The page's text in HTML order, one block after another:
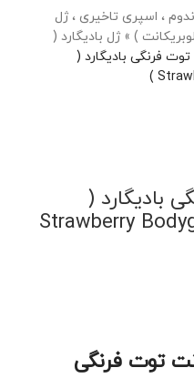
، اسپری تاخیری ، ژل
)
» ژل بادیگارد (
فرنگی بادیگارد (
بادیگارد (
Strawberry
توت فرنگی